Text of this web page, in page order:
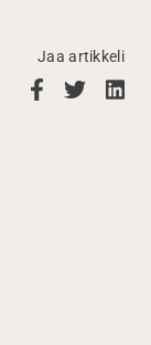
Jaa artikkeli